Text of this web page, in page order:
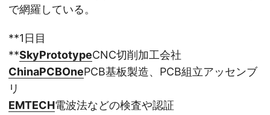
で網羅している。
**1日目
**SkyPrototypeCNC切削加工会社
ChinaPCBOnePCB基板製造、PCB組立アッセンブ
リ
EMTECH電波法などの検査や認証